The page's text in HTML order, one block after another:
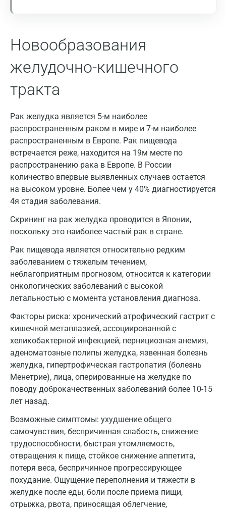
Результаты исследования необходимо
с результатами клинического обследования,
рентгенологических и УЗИ-исследований.
«Золотым стандартом» диагностики
гистологическое исследование биоптата или
пунктата опухоли.
Новообразования
желудочно-кишечного
тракта
Рак желудка является 5-м наиболее
распространенным раком в мире и 7-м наиболее
распространенным в Европе. Рак пищевода
встречается реже, находится на 19м месте по
распространению рака в Европе. В России
количество впервые выявленных случаев остается
на высоком уровне. Более чем у 40% диагностируется
4я стадия заболевания.
Скрининг на рак желудка проводится в Японии,
поскольку это наиболее частый рак в стране.
Рак пищевода является относительно редким
заболеванием с тяжелым течением,
неблагоприятным прогнозом, относится к категории
онкологических заболеваний с высокой
летальностью с момента установления диагноза.
Факторы риска: хронический атрофический гастрит с
кишечной метаплазией, ассоциированной с
хеликобактерной инфекцией, пернициозная анемия,
аденоматозные полипы желудка, язвенная болезнь
желудка, гипертрофическая гастропатия (болезнь
Менетрие), лица, оперированные на желудке по
поводу доброкачественных заболеваний более 10-15
лет назад.
Возможные симптомы: ухудшение общего
самочувствия, беспричинная слабость, снижение
трудоспособности, быстрая утомляемость,
отвращения к пище, стойкое снижение аппетита,
потеря веса, беспричинное прогрессирующее
похудание. Ощущение переполнения и тяжести в
желудке после еды, боли после приема пищи,
отрыжка, рвота, приносящая облегчение,
Барнаул
Великий Новгород
Видное
Владимир
Волжский
Вологда
Воронеж
Всеволожск
Геленджик
Голубое
Дзержинский
Долгопрудный
Домодедово
Екатеринбург
Жуковский
Звенигород
Зеленоград
Иваново
Ивантеевка
Ижевск
Истра